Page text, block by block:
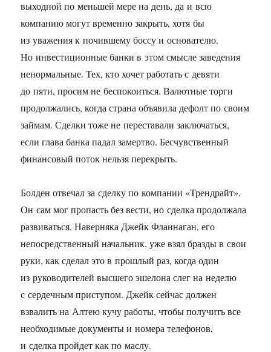
выходной по меньшей мере на день, да и всю
компанию могут временно закрыть, хотя бы
из уважения к почившему боссу и основателю.
Но инвестиционные банки в этом смысле заведения
ненормальные. Тех, кто хочет работать с девяти
до пяти, просим не беспокоиться. Валютные торги
продолжались, когда страна объявила дефолт по своим
займам. Сделки тоже не переставали заключаться,
если глава банка падал замертво. Бесчувственный
финансовый поток нельзя перекрыть.
Болден отвечал за сделку по компании «Трендрайт».
Он сам мог пропасть без вести, но сделка продолжала
развиваться. Наверняка Джейк Фланнаган, его
непосредственный начальник, уже взял бразды в свои
руки, как сделал это в прошлый раз, когда один
из руководителей высшего эшелона слег на неделю
с сердечным приступом. Джейк сейчас должен
взвалить на Алтею кучу работы, чтобы получить все
необходимые документы и номера телефонов,
и сделка пройдет как по маслу.